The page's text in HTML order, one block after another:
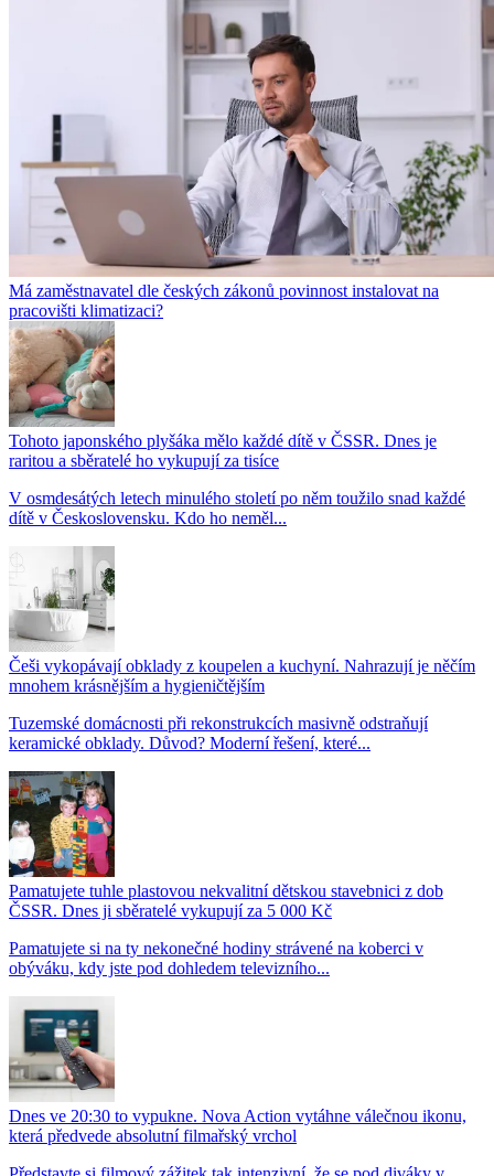
Má zaměstnavatel dle českých zákonů povinnost instalovat na
pracovišti klimatizaci?
Tohoto japonského plyšáka mělo každé dítě v ČSSR. Dnes je
raritou a sběratelé ho vykupují za tisíce
V osmdesátých letech minulého století po něm toužilo snad každé
dítě v Československu. Kdo ho neměl...
Češi vykopávají obklady z koupelen a kuchyní. Nahrazují je něčím
mnohem krásnějším a hygieničtějším
Tuzemské domácnosti při rekonstrukcích masivně odstraňují
keramické obklady. Důvod? Moderní řešení, které...
Pamatujete tuhle plastovou nekvalitní dětskou stavebnici z dob
ČSSR. Dnes ji sběratelé vykupují za 5 000 Kč
Pamatujete si na ty nekonečné hodiny strávené na koberci v
obýváku, kdy jste pod dohledem televizního...
Dnes ve 20:30 to vypukne. Nova Action vytáhne válečnou ikonu,
která předvede absolutní filmařský vrchol